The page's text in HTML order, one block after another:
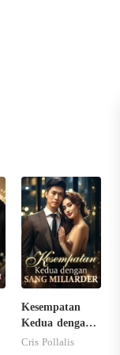
Kesempatan
Kedua dengan
Sang Miliarder
Cris Pollalis